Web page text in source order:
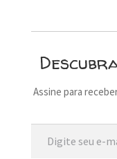
Assine para
Digite seu e-mail…